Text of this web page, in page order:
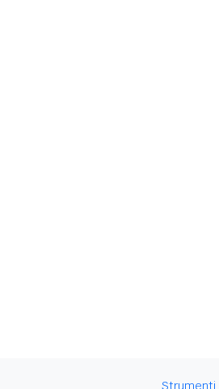
Strumenti